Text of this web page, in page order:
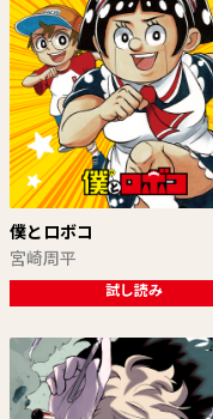
僕とロボコ
宮崎周平
試し読み